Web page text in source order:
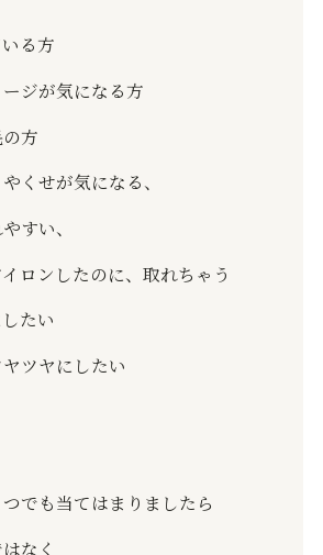
る方
ジが気になる方
方
くせが気になる、
すい、
ロンしたのに、取れちゃう
たい
ツヤにしたい
でも当てはまりましたら
なく